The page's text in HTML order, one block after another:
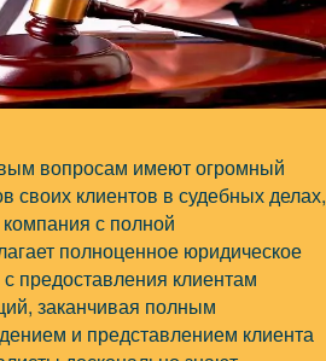
вопросам имеют огромный
своих клиентов в судебных делах,
с полной
полноценное юридическое
предоставления клиентам
заканчивая полным
и представлением клиента